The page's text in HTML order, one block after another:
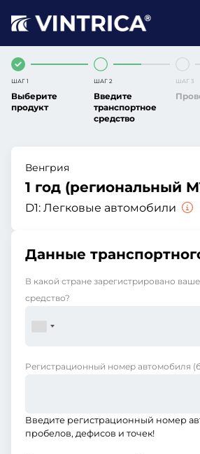
ШАГ 1
Выберите
продукт
ШАГ 2
Введите
транспортное
средство
ШАГ 3
Венгрия
1 год (региональный
D1: Легковые автомобили
Данные
В какой стране зарегистрировано
средство?
Регистрационный номер автомобиля
Введите регистрационный номер
пробелов, дефисов и точек!